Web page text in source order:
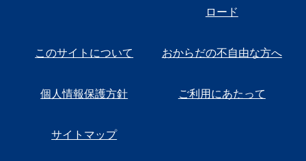
ロード
このサイトについて おからだの不自由な方へ
個人情報保護方針 ご利用にあたって
サイトマップ